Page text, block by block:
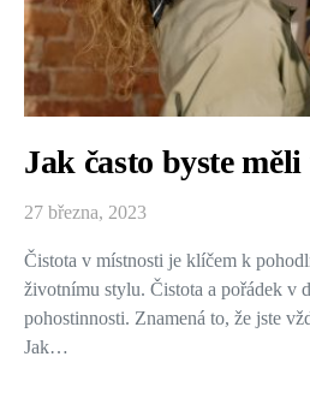
Jak často byste
27 března, 2023
Čistota v místnosti je klíčem k
životnímu stylu. Čistota a pořádek v
pohostinnosti. Znamená to, že jste
Jak…